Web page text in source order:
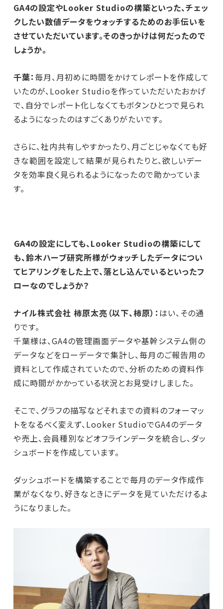
GA4の設定やLooker Studioの構築といった、チェッ
クしたい数値データをウォッチするためのお手伝いを
させていただいています。そのきっかけは何だったので
しょうか。
千葉： 毎月、月初めに時間をかけてレポートを作成して
いたのが、Looker Studioを作っていただいたおかげ
で、自分でレポート化しなくてもボタンひとつで見られ
るようになったのはすごくありがたいです。
さらに、社内共有しやすかったり、月ごとじゃなくても好
きな範囲を設定して結果が見られたりと、欲しいデー
タを効率良く見られるようになったので助かっていま
す。
――GA4の設定にしても、Looker Studioの構築にして
も、鈴木ハーブ研究所様がウォッチしたデータについ
てヒアリングをした上で、落とし込んでいるといったフ
ローなのでしょうか？
ナイル株式会社 柿原太亮（以下、柿原）： はい、その通
りです。
千葉様は、GA4の管理画面データや基幹システム側の
データなどをローデータで集計し、毎月のご報告用の
資料として作成されていたので、分析のための資料作
成に時間がかかっている状況とお見受けしました。
そこで、グラフの描写などそれまでの資料のフォーマッ
トをなるべく変えず、Looker StudioでGA4のデータ
や売上、会員種別などオフラインデータを統合し、ダッ
シュボードを作成しています。
ダッシュボードを構築することで毎月のデータ作成作
業がなくなり、好きなときにデータを見ていただけるよ
うになりました。